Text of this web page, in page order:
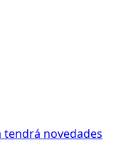
tendrá novedades